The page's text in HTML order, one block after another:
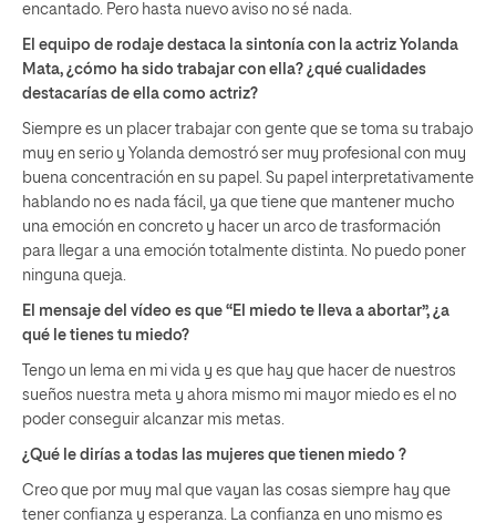
encantado. Pero hasta nuevo aviso no sé nada.
El equipo de rodaje destaca la sintonía con la actriz Yolanda
Mata, ¿cómo ha sido trabajar con ella? ¿qué cualidades
destacarías de ella como actriz?
Siempre es un placer trabajar con gente que se toma su trabajo
muy en serio y Yolanda demostró ser muy profesional con muy
buena concentración en su papel. Su papel interpretativamente
hablando no es nada fácil, ya que tiene que mantener mucho
una emoción en concreto y hacer un arco de trasformación
para llegar a una emoción totalmente distinta. No puedo poner
ninguna queja.
El mensaje del vídeo es que “El miedo te lleva a abortar”, ¿a
qué le tienes tu miedo?
Tengo un lema en mi vida y es que hay que hacer de nuestros
sueños nuestra meta y ahora mismo mi mayor miedo es el no
poder conseguir alcanzar mis metas.
¿Qué le dirías a todas las mujeres que tienen miedo ?
Creo que por muy mal que vayan las cosas siempre hay que
tener confianza y esperanza. La confianza en uno mismo es